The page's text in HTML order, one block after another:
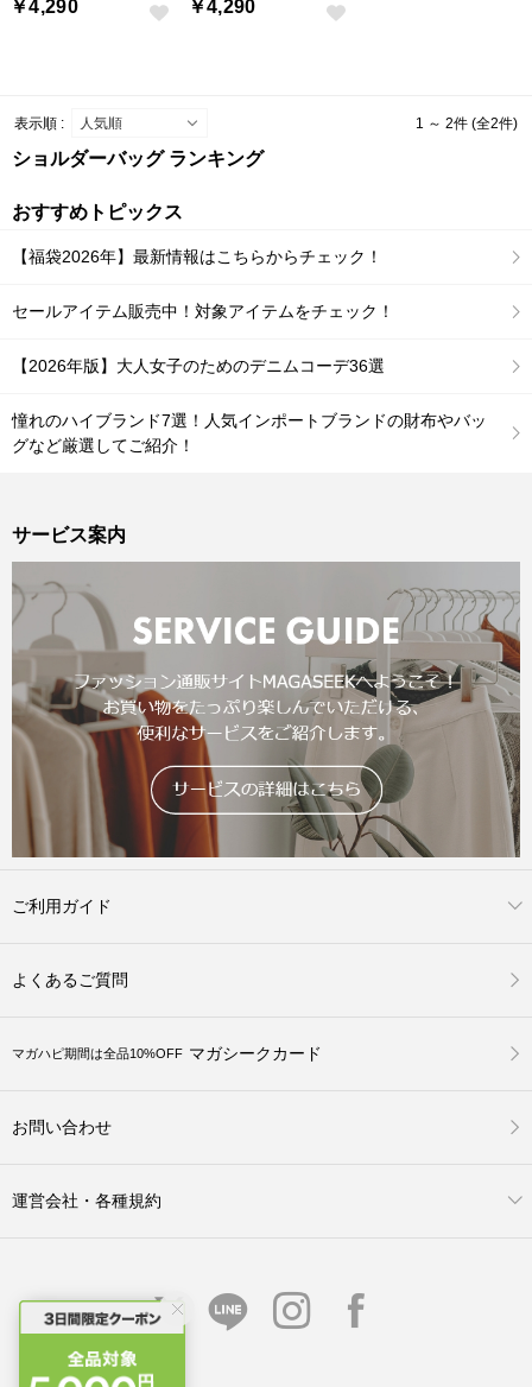
￥4,290 ￥4,290
表示順 : 1 ～ 2件 (全2件)
ショルダーバッグ ランキング
おすすめトピックス
【福袋2026年】最新情報はこちらからチェック！
セールアイテム販売中！対象アイテムをチェック！
【2026年版】大人女子のためのデニムコーデ36選
憧れのハイブランド7選！人気インポートブランドの財布やバッ
グなど厳選してご紹介！
サービス案内
ご利用ガイド
よくあるご質問
マガハピ期間は全品10%OFF マガシークカード
お問い合わせ
運営会社・各種規約